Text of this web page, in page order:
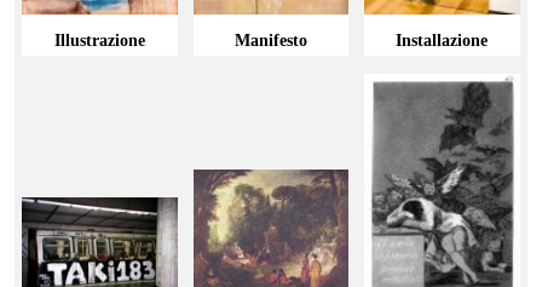
Illustrazione Manifesto Installazione